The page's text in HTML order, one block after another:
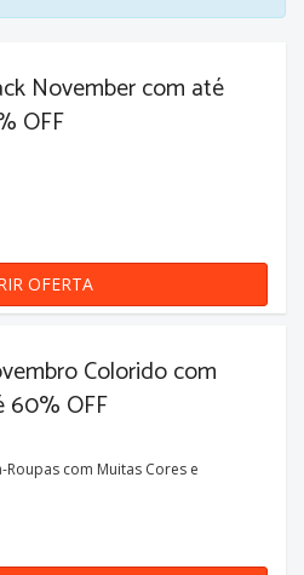
November com até
OFF
OFERTA
Colorido com
60% OFF
Roupas com Muitas Cores e